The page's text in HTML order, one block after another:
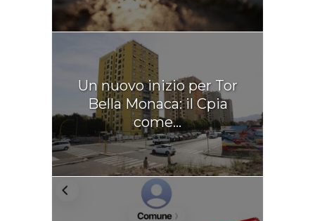
Un nuovo inizio per Tor
Bella Monaca: il Cpia
come...